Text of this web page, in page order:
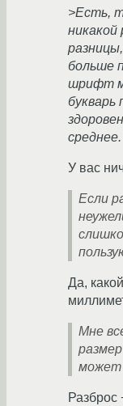
>Есть,
никакой
больше
шрифт
букварь
среднее.
У вас
Если
Да,
Мне
может
Разброс